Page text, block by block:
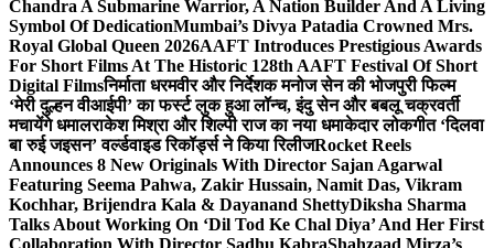
Chandra A Submarine Warrior, A Nation Builder And A Living
Symbol Of DedicationMumbai’s Divya Patadia Crowned Mrs.
Royal Global Queen 2026AAFT Introduces Prestigious Awards
For Short Films At The Historic 128th AAFT Festival Of Short
Digital Filmsनिर्माता धरमवीर और निर्देशक मनोज सेन की भोजपुरी फिल्म
‘मेरी दुल्हन वीआईपी’ का फर्स्ट लुक हुआ लॉन्च, इंदु सेन और बबलू चक्रवर्ती
मचायेंगे धमालराकेश मिश्रा और शिल्पी राज का नया धमाकेदार लोकगीत ‘दिलवा
बा रुई जइसन’ वर्ल्डवाइड रिकॉर्ड्स ने किया रिलीजRocket Reels
Announces 8 New Originals With Director Sajan Agarwal
Featuring Seema Pahwa, Zakir Hussain, Namit Das, Vikram
Kochhar, Brijendra Kala & Dayanand ShettyDiksha Sharma
Talks About Working On ‘Dil Tod Ke Chal Diya’ And Her First
Collaboration With Director Sadhu KabraShahzaad Mirza’s